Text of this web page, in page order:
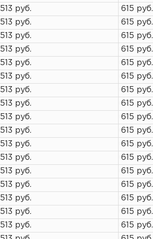
513 руб.
615 руб.
513 руб.
615 руб.
513 руб.
615 руб.
513 руб.
615 руб.
513 руб.
615 руб.
513 руб.
615 руб.
513 руб.
615 руб.
513 руб.
615 руб.
513 руб.
615 руб.
513 руб.
615 руб.
513 руб.
615 руб.
513 руб.
615 руб.
513 руб.
615 руб.
513 руб.
615 руб.
513 руб.
615 руб.
513 руб.
615 руб.
513 руб.
615 руб.